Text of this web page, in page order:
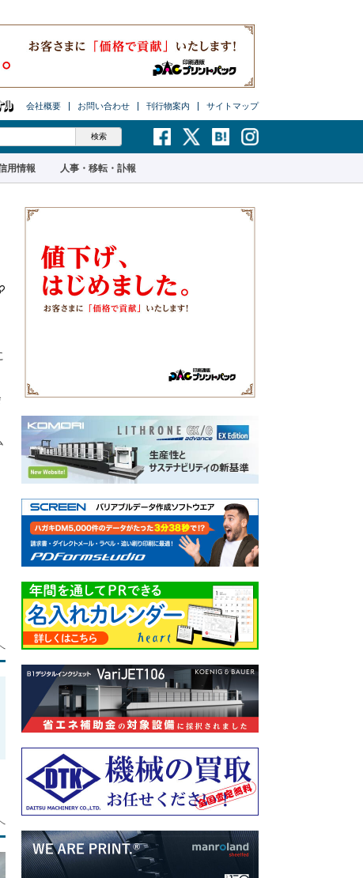
会社概要 お問い合わせ 刊行物案内 サイトマップ
用情報 人事・移転・訃報